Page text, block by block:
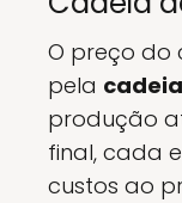
O preço do
pela
produção
final, cada
custos ao